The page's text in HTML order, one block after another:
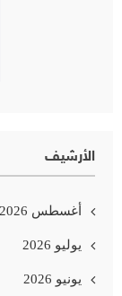
الأرشيف
أغسطس 2026
يوليو 2026
يونيو 2026